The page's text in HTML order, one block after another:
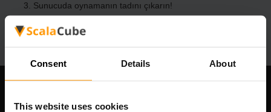
Consent Details About
This website uses cookies
Sunucuda oynamanın tadını çıkarın!